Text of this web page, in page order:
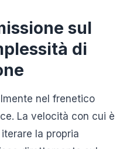
sul
di
nel frenetico
La velocità con cui è
la propria